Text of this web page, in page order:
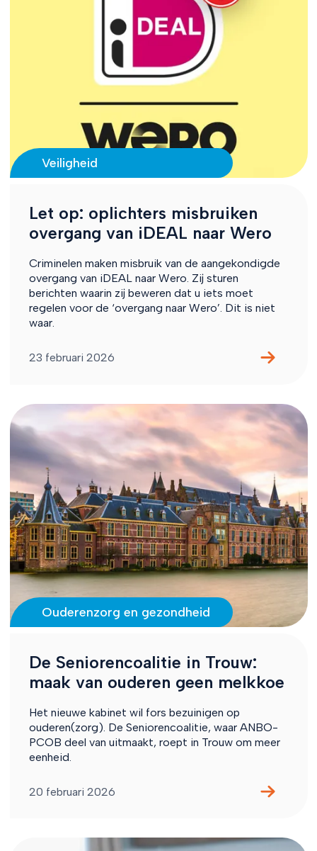
Veiligheid
Let op: oplichters misbruiken
overgang van iDEAL naar Wero
Criminelen maken misbruik van de aangekondigde
overgang van iDEAL naar Wero. Zij sturen
berichten waarin zij beweren dat u iets moet
regelen voor de ‘overgang naar Wero’. Dit is niet
waar.
23 februari 2026
Ouderenzorg en gezondheid
De Seniorencoalitie in Trouw:
maak van ouderen geen melkkoe
Het nieuwe kabinet wil fors bezuinigen op
ouderen(zorg). De Seniorencoalitie, waar ANBO-
PCOB deel van uitmaakt, roept in Trouw om meer
eenheid.
20 februari 2026